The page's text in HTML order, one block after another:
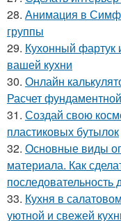
28. Анимация в
группы
29. Кухонный фартук
вашей кухни
30. Онлайн
Расчет
31. Создай свою
пластиковых бутылок
32. Основные виды
материала. Как
последовательность
33. Кухня в
уютной и свежей